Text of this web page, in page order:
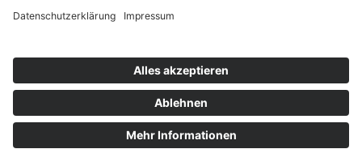
© 2026 by SVG Service und Vertrieb Süd GmbH
Unser Impressum